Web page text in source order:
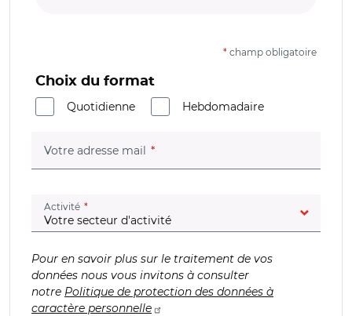
* champ obligatoire
Choix du format
Quotidienne
Hebdomadaire
Votre adresse mail (champ obligatoire)
Activité (champ obligatoire)
Pour en savoir plus sur le traitement de vos
données nous vous invitons à consulter
notre Politique de protection des données à
caractère personnelle